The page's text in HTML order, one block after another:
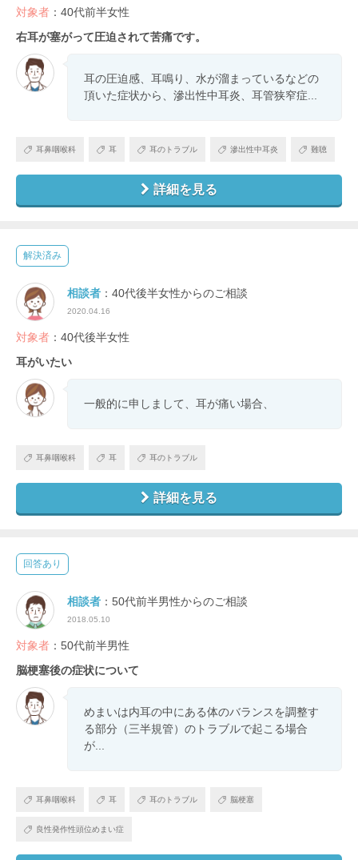
対象者 ：40代前半女性
右耳が塞がって圧迫されて苦痛です。
耳の圧迫感、耳鳴り、水が溜まっているなどの
頂いた症状から、滲出性中耳炎、耳管狭窄症...
耳鼻咽喉科 耳 耳のトラブル 滲出性中耳炎 難聴
詳細を見る
解決済み
相談者 ：40代後半女性からのご相談
2020.04.16
対象者 ：40代後半女性
耳がいたい
一般的に申しまして、耳が痛い場合、
耳鼻咽喉科 耳 耳のトラブル
詳細を見る
回答あり
相談者 ：50代前半男性からのご相談
2018.05.10
対象者 ：50代前半男性
脳梗塞後の症状について
めまいは内耳の中にある体のバランスを調整す
る部分（三半規管）のトラブルで起こる場合
が...
耳鼻咽喉科 耳 耳のトラブル 脳梗塞
良性発作性頭位めまい症